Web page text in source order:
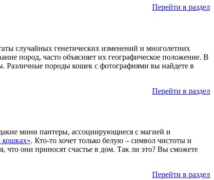
Перейти в раздел
случайных генетических изменений и многолетних
пород, часто объясняет их географическое положение. В
Различные породы кошек с фотографиями вы найдете в
Перейти в раздел
мини пантеры, ассоциирующиеся с магией и
кошках». Кто-то хочет только белую – символ чистоты и
они приносят счастье в дом. Так ли это? Вы сможете
Перейти в раздел